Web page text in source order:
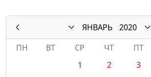
ЯНВАРЬ
2020
ПН
ВТ СР ЧТ ПТ
1
2 3